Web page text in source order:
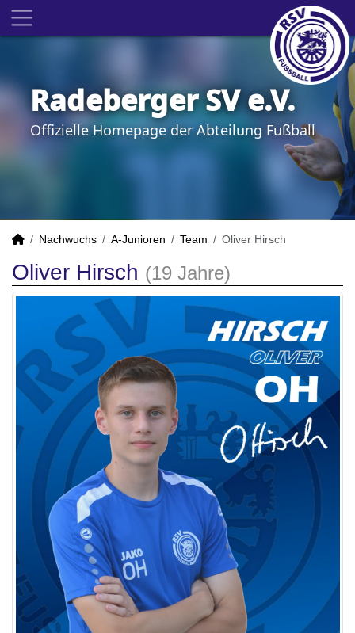
Radeberger SV e.V.
Offizielle Homepage der Abteilung Fußball
Nachwuchs A-Junioren Team Oliver Hirsch
Oliver Hirsch (19 Jahre)